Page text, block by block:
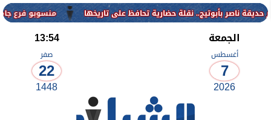
منسوبو فرع جامعة الأزهر للوجه
الجمعة
أغسطس
7
2026
13:54
صفر
22
1448